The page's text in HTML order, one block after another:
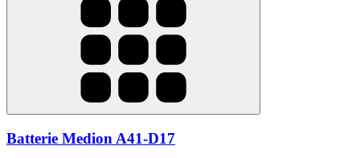
Batterie Medion A41-D17